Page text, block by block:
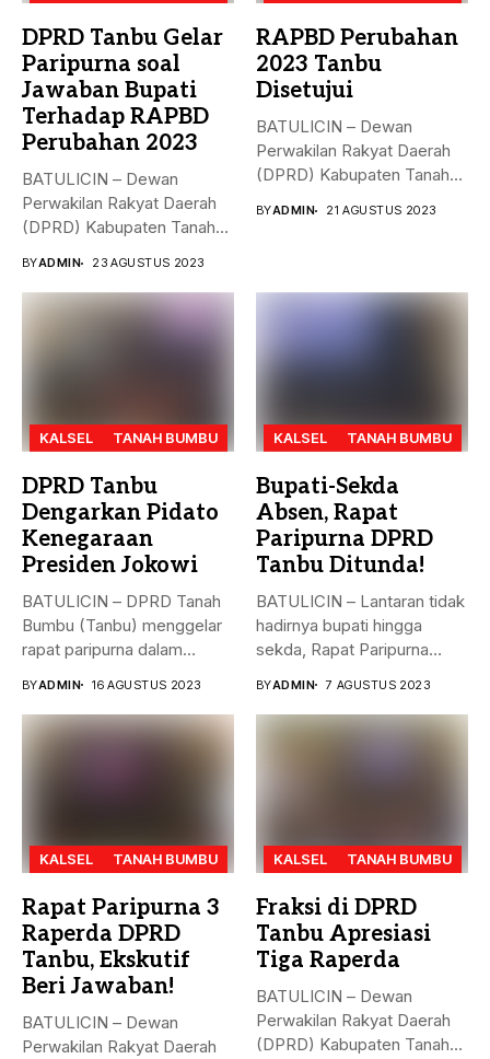
DPRD Tanbu Gelar
Paripurna soal
Jawaban Bupati
Terhadap RAPBD
Perubahan 2023
BATULICIN – Dewan
Perwakilan Rakyat Daerah
(DPRD) Kabupaten Tanah
BYADMIN 23 AGUSTUS 2023
RAPBD Perubahan
2023 Tanbu
Disetujui
BATULICIN – Dewan
Perwakilan Rakyat Daerah
(DPRD) Kabupaten Tanah
BYADMIN 21 AGUSTUS 2023
KALSEL TANAH BUMBU
DPRD Tanbu
Dengarkan Pidato
Kenegaraan
Presiden Jokowi
BATULICIN – DPRD Tanah
Bumbu (Tanbu) menggelar
rapat paripurna dalam
BYADMIN 16 AGUSTUS 2023
KALSEL TANAH BUMBU
Bupati-Sekda
Absen, Rapat
Paripurna DPRD
Tanbu Ditunda!
BATULICIN – Lantaran tidak
hadirnya bupati hingga
sekda, Rapat Paripurna
BYADMIN 7 AGUSTUS 2023
KALSEL TANAH BUMBU
Rapat Paripurna 3
Raperda DPRD
Tanbu, Ekskutif
Beri Jawaban!
BATULICIN – Dewan
Perwakilan Rakyat Daerah
KALSEL TANAH BUMBU
Fraksi di DPRD
Tanbu Apresiasi
Tiga Raperda
BATULICIN – Dewan
Perwakilan Rakyat Daerah
(DPRD) Kabupaten Tanah